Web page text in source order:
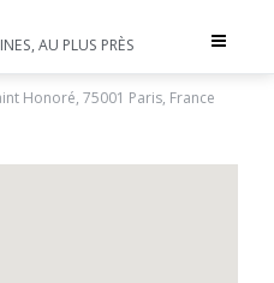
Toggle
AU PLUS PRÈS
Honoré, 75001 Paris, France